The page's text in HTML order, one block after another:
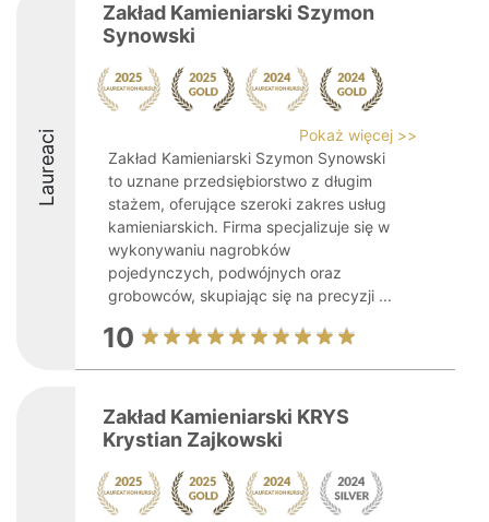
Laureaci
Zakład Kamieniarski Szymon
Synowski
Pokaż więcej >>
Zakład Kamieniarski Szymon Synowski
to uznane przedsiębiorstwo z długim
stażem, oferujące szeroki zakres usług
kamieniarskich. Firma specjalizuje się w
wykonywaniu nagrobków
pojedynczych, podwójnych oraz
grobowców, skupiając się na precyzji ...
10
Zakład Kamieniarski KRYS
Krystian Zajkowski